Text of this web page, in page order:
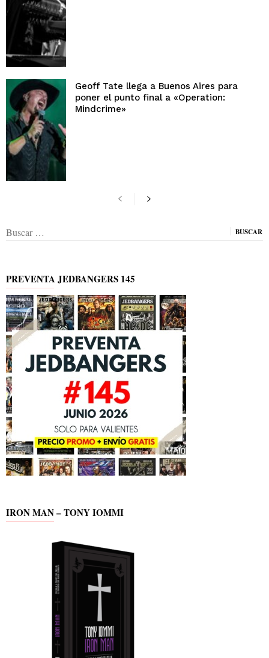
Geoff Tate llega a Buenos Aires para
poner el punto final a «Operation:
Mindcrime»
Buscar:
PREVENTA JEDBANGERS 145
IRON MAN – TONY IOMMI